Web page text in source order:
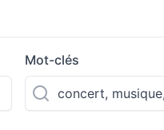
Mot-clés